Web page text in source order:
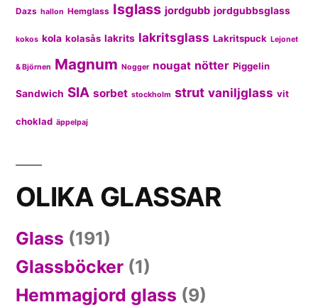
Dazs hallon Hemglass Isglass jordgubb jordgubbsglass
kokos kola kolasås lakrits lakritsglass Lakritspuck Lejonet
& Björnen Magnum Nogger nougat nötter Piggelin
Sandwich SIA sorbet stockholm strut vaniljglass vit
choklad äppelpaj
OLIKA GLASSAR
Glass (191)
Glassböcker (1)
Hemmagjord glass (9)